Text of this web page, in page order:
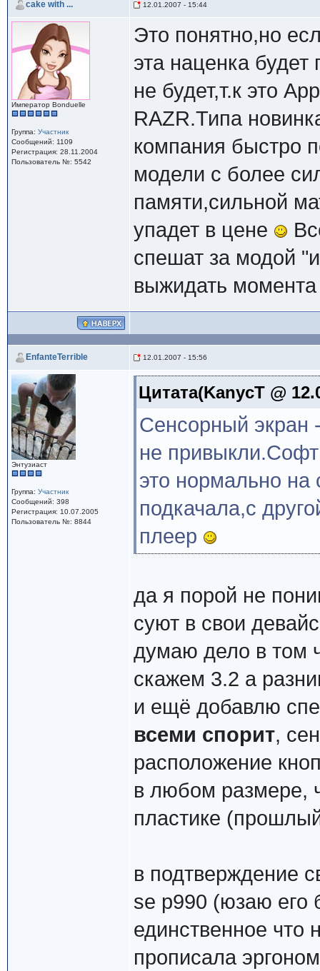
cake with ... 12.01.2007 - 15:44
Император Bonduelle
Группа: Участник
Сообщений: 1109
Регистрация: 28.11.2004
Пользователь №: 5542
Это понятно,но
эта наценка будет
не будет,т.к это
RAZR.Типа
компания быстро
модели с более
памяти,сильной
упадет в цене
спешат за модой
выжидать
EnfanteTerrible 12.01.2007 - 15:56
Энтузиаст
Группа: Участник
Сообщений: 398
Регистрация: 10.07.2005
Пользователь №: 8844
Цитата(KanycT @
Сенсорный экран
не
это нормально на
подкачала,с
плеер
да я порой не
суют в свои
думаю дело в том
скажем 3.2 а
и ещё добавлю
всеми спорит,
расположение
в любом размере,
пластике
в подтверждение
se p990 (юзаю его
единственное что
прописала